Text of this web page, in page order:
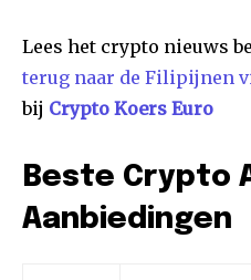
Lees het crypto nieuws
terug naar de Filipijnen
bij Crypto Koers Euro
Beste Crypto
Aanbiedingen